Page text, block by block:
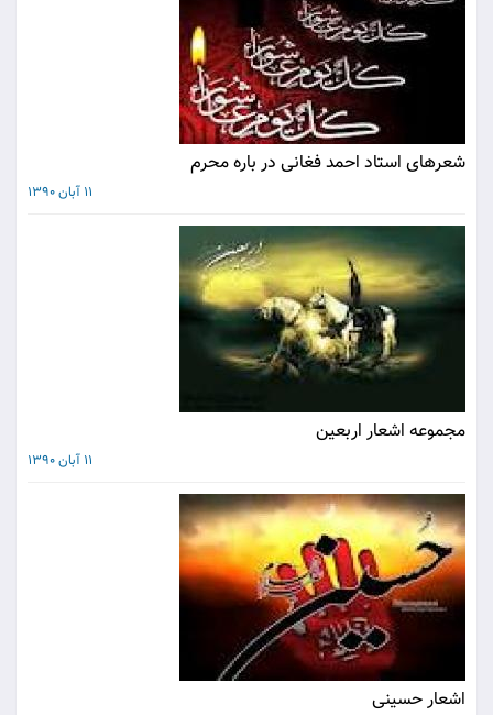
شعرهای استاد احمد فغانی در باره محرم
11 آبان 1390
مجموعه اشعار اربعین
11 آبان 1390
اشعار حسینی